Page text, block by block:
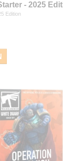
- 2025
Edition